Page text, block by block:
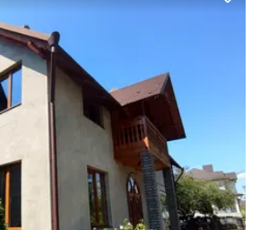
стіни, покрівля шифер, підлога,
з
можна використовувати, як